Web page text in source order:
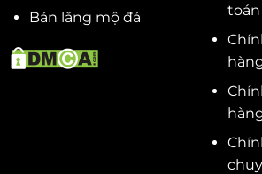
Bán lăng mộ đá
toán